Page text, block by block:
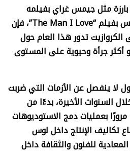
مثل جيمس غراي بفيلمه
بفيلم “The Man I Love” ، فإن
الكروازيت تدور هذا العام حول
أكثر جرأة وحيوية على المستوى
لا ينفصل عن الأزمات التي ضربت
السنوات الأخيرة، بدءًا من
مرورًا بعمليات دمج الاستوديوهات
تكاليف الإنتاج داخل لوس
للفنون والثقافة داخل